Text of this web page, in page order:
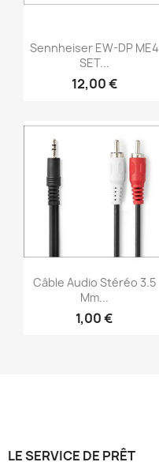
Aperçu rapide
Sennheiser EW-DP ME4
SET...
12,00 €
Aperçu rapide
Câble Audio Stéréo 3.5
Mm...
1,00 €
LE SERVICE DE PRÊT